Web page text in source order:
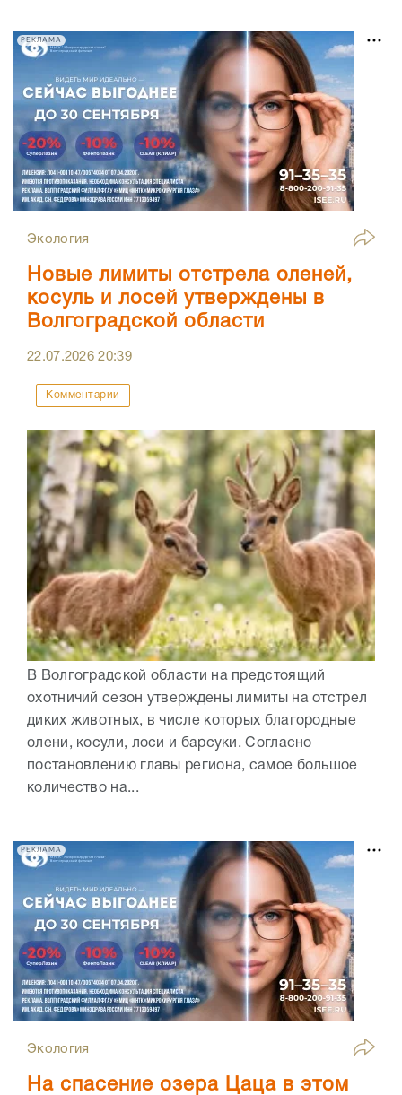
РЕКЛАМА
Экология
Новые лимиты отстрела оленей,
косуль и лосей утверждены в
Волгоградской области
22.07.202620:39
Комментарии
В Волгоградской области на предстоящий
охотничий сезон утверждены лимиты на отстрел
диких животных, в числе которых благородные
олени, косули, лоси и барсуки. Согласно
постановлению главы региона, самое большое
количество на...
РЕКЛАМА
Экология
На спасение озера Цаца в этом